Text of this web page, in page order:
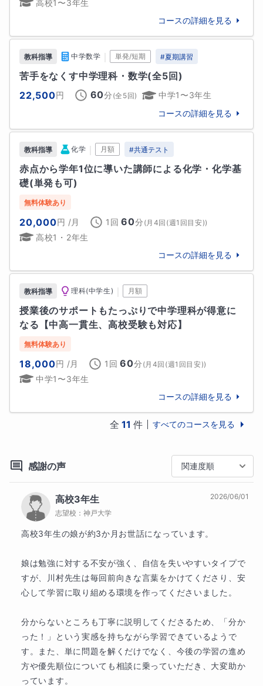
ベーションが上がりました。
そこから勉強を続けて1年後、ついに学年1位を取るこ
とができました。そこで自分なりに勉強の方法や考え
方というものを掴んだ気がしました。その方法を高校
生になってからも継続して、塾や予備校に通っていま
せんでしたが、しっかり結果が出ました。
その方法がまさに今の私の指導方法になっています。
私の指導方法も紹介しつつ簡単に紹介させてもらいま
す。
①基礎用語の押さえ方と基礎の定着
②問題分析をするということ
この2つになります。
まず、①基礎用語の押さえ方に関してですが、私は学
生時代、国語がとにかく苦手で文章を読んだり、書い
たりするのが苦手でした。そのため、色々な用語を押
さえるときも難しい言葉を使われているとなかなか理
解できませんでした。教科書や問題集に書いてある表
現って習いたての頃はすごく難しくないですか!?
そこで私は、初見の用語は噛み砕いて覚えるようにし
ました。かなり簡単な言葉に言い換えたり、図で押さ
えたり様々な工夫をしました。それによって、用語が
入りやすくなり基礎が素早く定着できました。
このような経験から私の授業では基礎用語や基礎事項
というのは教科書の表現をほぼ使わずに一度噛み砕い
た表現で用語押さえ、抵抗感を無くしてから自然に教
これは用語の単純暗記に比べて、イメージとして残る
ので仮に長期間その単元をやらなくて忘れてしまった
ときの思い出しも早くなり、長期的な維持という観点
からもとても効果があります。この過程を丁寧にやっ
ていきたいと思います。
基礎というのは全ての基盤になるからです。私は基礎
を重視するためなら応用は始めは完全に捨てていいと
考えています。これはある程度点数取れている子にあ
かりして基礎を軽視して、結果手薄になった基礎でミ
スをして、応用も取れずに点が伸びないというケース
をよく見ます。これは基礎を固めることで防げます。
応用は基礎が固まれば自然に解答へのアプローチが身
についていきます。そのため私の授業では基礎を徹底
他 7 校 すべて見る
高校1〜3年生
コースの詳細を見る
教科指導 中学数学 単発/短期 #夏期講習
苦手をなくす中学理科・数学(全5回)
22,500円 60分 (全 5回)
中学1〜3年生
コースの詳細を見る
教科指導 化学 月額 #共通テスト
赤点から学年1位に導いた講師による化学・化学基
礎(単発も可)
無料体験あり
20,000円 /月 1回 60分 ( 月4回(週1回目安))
高校1・2年生
コースの詳細を見る
教科指導 理科(中学生) 月額
授業後のサポートもたっぷりで中学理科が得意に
なる【中高一貫生、高校受験も対応】
無料体験あり
18,000円 /月 1回 60分 ( 月4回(週1回目安))
中学1〜3年生
コースの詳細を見る
全 11 件 すべてのコースを見る
感謝の声 関連度順
高校3年生
志望校： 神戸大学
2026/06/01
高校3年生の娘が約3か月お世話になっています。
娘は勉強に対する不安が強く、自信を失いやすいタイプで
すが、川村先生は毎回前向きな言葉をかけてくださり、安
心して学習に取り組める環境を作ってくださいました。
分からないところも丁寧に説明してくださるため、「分か
った！」という実感を持ちながら学習できているようで
す。また、単に問題を解くだけでなく、今後の学習の進め
方や優先順位についても相談に乗っていただき、大変助か
っています。